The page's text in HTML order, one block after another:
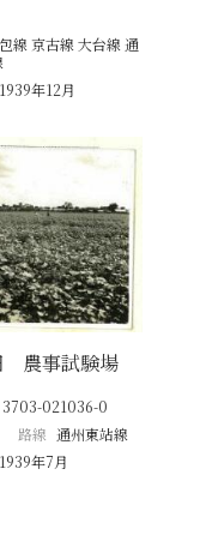
線 京古線 大台線 通
1939年12月
農事試験場
3703-021036-0
路線 通州東站線
1939年7月